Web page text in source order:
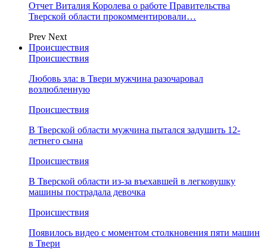
Отчет Виталия Королева о работе Правительства
Тверской области прокомментировали…
Prev Next
Происшествия
Происшествия
Любовь зла: в Твери мужчина разочаровал
возлюбленную
Происшествия
В Тверской области мужчина пытался задушить 12-
летнего сына
Происшествия
В Тверской области из-за въехавшей в легковушку
машины пострадала девочка
Происшествия
Появилось видео с моментом столкновения пяти машин
в Твери